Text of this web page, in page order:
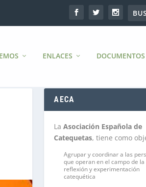
ENLACES
AECA
La Asociación Española de
Catequetas, tiene como
Agrupar y coordinar a las
que operan en el campo de la
reflexión y experimentación
catequética